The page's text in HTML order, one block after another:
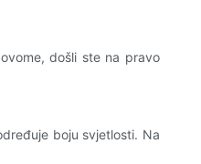
došli ste na pravo
boju svjetlosti. Na